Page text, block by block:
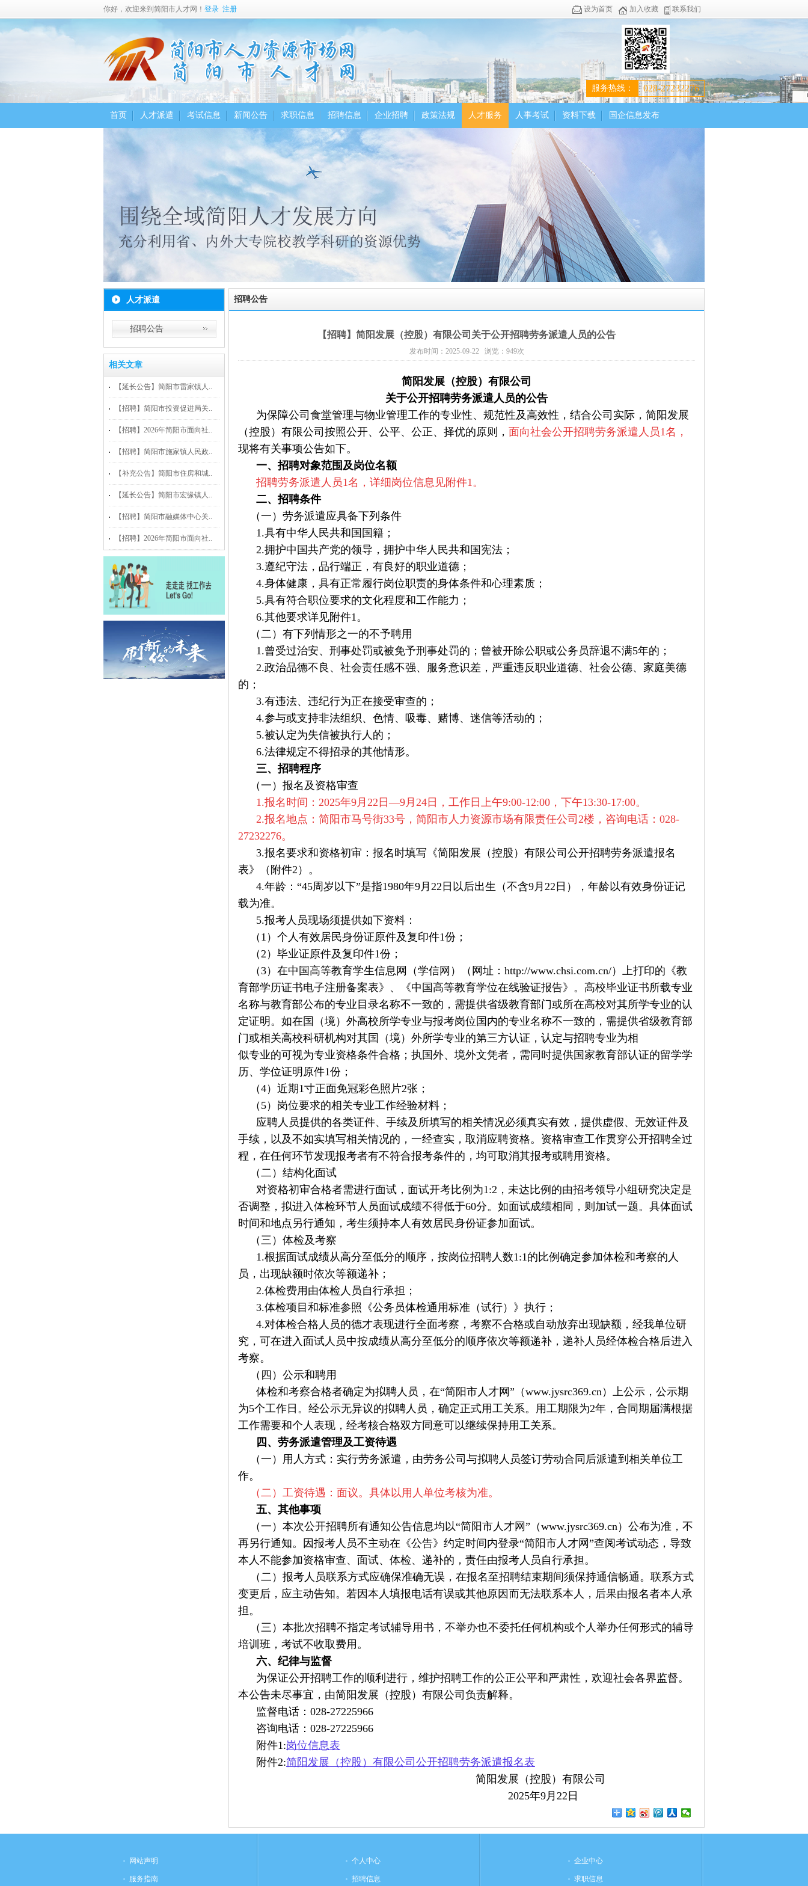
设为首页 加入收藏 联系我们
你好，欢迎来到简阳市人才网！ 登录 注册
服务热线： 028-27232276
首页 人才派遣 考试信息 新闻公告 求职信息 招聘信息 企业招聘 政策法规 人才服务 人事考试 资料下载 国企信息发布
人才派遣
招聘公告
相关文章
【延长公告】简阳市雷家镇人..
【招聘】简阳市投资促进局关..
【招聘】2026年简阳市面向社..
【招聘】简阳市施家镇人民政..
【补充公告】简阳市住房和城..
【延长公告】简阳市宏缘镇人..
【招聘】简阳市融媒体中心关..
【招聘】2026年简阳市面向社..
招聘公告
【招聘】简阳发展（控股）有限公司关于公开招聘劳务派遣人员的公告
发布时间：2025-09-22 浏览： 949次
简阳发展（控股）有限公司
关于公开招聘劳务派遣人员的公告
为保障公司食堂管理与物业管理工作的专业性、规范性及高效性，结合公司实际，简阳发展
（控股）有限公司按照公开、公平、公正、择优的原则， 面向社会公开招聘劳务派遣人员1名，
现将有关事项公告如下。
一、招聘对象范围及岗位名额
招聘劳务派遣人员1名，详细岗位信息见附件1。
二、招聘条件
（一）劳务派遣应具备下列条件
1.具有中华人民共和国国籍；
2.拥护中国共产党的领导，拥护中华人民共和国宪法；
3.遵纪守法，品行端正，有良好的职业道德；
4.身体健康，具有正常履行岗位职责的身体条件和心理素质；
5.具有符合职位要求的文化程度和工作能力；
6.其他要求详见附件1。
（二）有下列情形之一的不予聘用
1.曾受过治安、刑事处罚或被免予刑事处罚的；曾被开除公职或公务员辞退不满5年的；
2.政治品德不良、社会责任感不强、服务意识差，严重违反职业道德、社会公德、家庭美德
的；
3.有违法、违纪行为正在接受审查的；
4.参与或支持非法组织、色情、吸毒、赌博、迷信等活动的；
5.被认定为失信被执行人的；
6.法律规定不得招录的其他情形。
三、招聘程序
（一）报名及资格审查
1.报名时间：2025年9月22日—9月24日，工作日上午9:00-12:00，下午13:30-17:00。
2.报名地点：简阳市马号街33号，简阳市人力资源市场有限责任公司2楼，咨询电话：028-
27232276。
3.报名要求和资格初审：报名时填写《简阳发展（控股）有限公司公开招聘劳务派遣报名
表》（附件2）。
4.年龄：“45周岁以下”是指1980年9月22日以后出生（不含9月22日），年龄以有效身份证记
载为准。
5.报考人员现场须提供如下资料：
（1）个人有效居民身份证原件及复印件1份；
（2）毕业证原件及复印件1份；
（3）在中国高等教育学生信息网（学信网）（网址：http://www.chsi.com.cn/）上打印的《教
育部学历证书电子注册备案表》、《中国高等教育学位在线验证报告》。高校毕业证书所载专业
名称与教育部公布的专业目录名称不一致的，需提供省级教育部门或所在高校对其所学专业的认
定证明。如在国（境）外高校所学专业与报考岗位国内的专业名称不一致的，需提供省级教育部
门或相关高校科研机构对其国（境）外所学专业的第三方认证，认定与招聘专业为相
似专业的可视为专业资格条件合格；执国外、境外文凭者，需同时提供国家教育部认证的留学学
历、学位证明原件1份；
（4）近期1寸正面免冠彩色照片2张；
（5）岗位要求的相关专业工作经验材料；
应聘人员提供的各类证件、手续及所填写的相关情况必须真实有效，提供虚假、无效证件及
手续，以及不如实填写相关情况的，一经查实，取消应聘资格。资格审查工作贯穿公开招聘全过
程，在任何环节发现报考者有不符合报考条件的，均可取消其报考或聘用资格。
（二）结构化面试
对资格初审合格者需进行面试，面试开考比例为1:2，未达比例的由招考领导小组研究决定是
否调整，拟进入体检环节人员面试成绩不得低于60分。如面试成绩相同，则加试一题。具体面试
时间和地点另行通知，考生须持本人有效居民身份证参加面试。
（三）体检及考察
1.根据面试成绩从高分至低分的顺序，按岗位招聘人数1:1的比例确定参加体检和考察的人
员，出现缺额时依次等额递补；
2.体检费用由体检人员自行承担；
3.体检项目和标准参照《公务员体检通用标准（试行）》执行；
4.对体检合格人员的德才表现进行全面考察，考察不合格或自动放弃出现缺额，经我单位研
究，可在进入面试人员中按成绩从高分至低分的顺序依次等额递补，递补人员经体检合格后进入
考察。
（四）公示和聘用
体检和考察合格者确定为拟聘人员，在“简阳市人才网”（www.jysrc369.cn）上公示，公示期
为5个工作日。经公示无异议的拟聘人员，确定正式用工关系。用工期限为2年，合同期届满根据
工作需要和个人表现，经考核合格双方同意可以继续保持用工关系。
四、劳务派遣管理及工资待遇
（一）用人方式：实行劳务派遣，由劳务公司与拟聘人员签订劳动合同后派遣到相关单位工
作。
（二）工资待遇：面议。具体以用人单位考核为准。
五、其他事项
（一）本次公开招聘所有通知公告信息均以“简阳市人才网”（www.jysrc369.cn）公布为准，不
再另行通知。因报考人员不主动在《公告》约定时间内登录“简阳市人才网”查阅考试动态，导致
本人不能参加资格审查、面试、体检、递补的，责任由报考人员自行承担。
（二）报考人员联系方式应确保准确无误，在报名至招聘结束期间须保持通信畅通。联系方式
变更后，应主动告知。若因本人填报电话有误或其他原因而无法联系本人，后果由报名者本人承
担。
（三）本批次招聘不指定考试辅导用书，不举办也不委托任何机构或个人举办任何形式的辅导
培训班，考试不收取费用。
六、纪律与监督
为保证公开招聘工作的顺利进行，维护招聘工作的公正公平和严肃性，欢迎社会各界监督。
本公告未尽事宜，由简阳发展（控股）有限公司负责解释。
监督电话：028-27225966
咨询电话：028-27225966
附件1:岗位信息表
附件2:简阳发展（控股）有限公司公开招聘劳务派遣报名表
简阳发展（控股）有限公司
2025年9月22日
网站声明
服务指南
个人中心
招聘信息
企业中心
求职信息